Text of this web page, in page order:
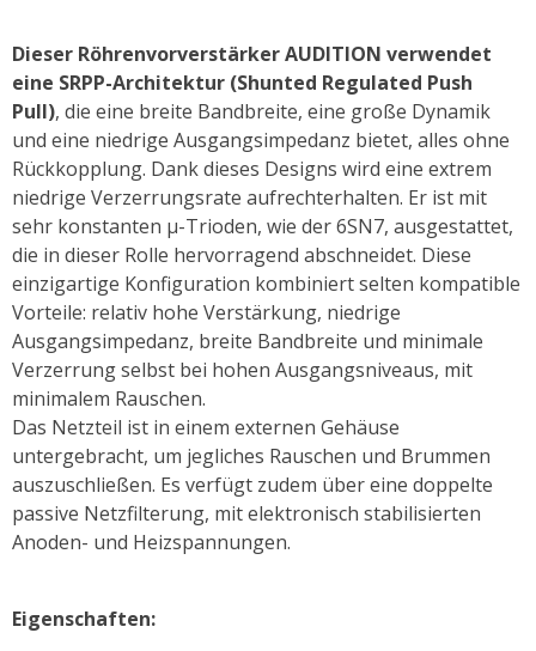
Dieser Röhrenvorverstärker AUDITION verwendet
eine SRPP-Architektur (Shunted Regulated Push
Pull), die eine breite Bandbreite, eine große Dynamik
und eine niedrige Ausgangsimpedanz bietet, alles ohne
Rückkopplung. Dank dieses Designs wird eine extrem
niedrige Verzerrungsrate aufrechterhalten. Er ist mit
sehr konstanten µ-Trioden, wie der 6SN7, ausgestattet,
die in dieser Rolle hervorragend abschneidet. Diese
einzigartige Konfiguration kombiniert selten kompatible
Vorteile: relativ hohe Verstärkung, niedrige
Ausgangsimpedanz, breite Bandbreite und minimale
Verzerrung selbst bei hohen Ausgangsniveaus, mit
minimalem Rauschen.
Das Netzteil ist in einem externen Gehäuse
untergebracht, um jegliches Rauschen und Brummen
auszuschließen. Es verfügt zudem über eine doppelte
passive Netzfilterung, mit elektronisch stabilisierten
Anoden- und Heizspannungen.
Eigenschaften: